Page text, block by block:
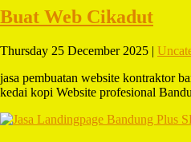
Buat Web Cikadut
Thursday 25 December 2025 |
jasa pembuatan website kontraktor
kedai kopi Website profesional